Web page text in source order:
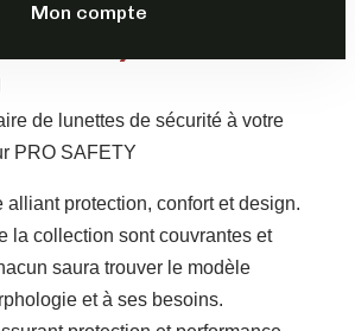
Mon compte
399,00
de lunettes de sécurité à votre
PRO SAFETY
alliant protection, confort et design.
la collection sont couvrantes et
saura trouver le modèle
et à ses besoins.